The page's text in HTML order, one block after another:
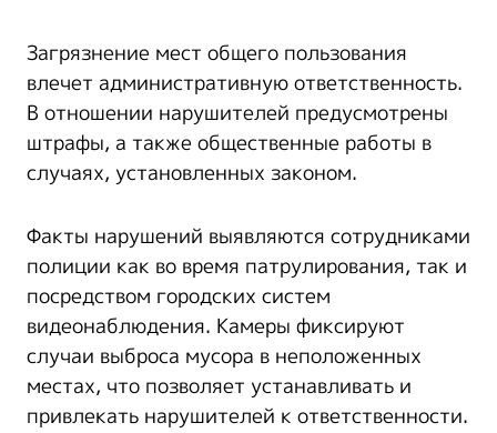
Загрязнение мест общего пользования
влечет административную ответственность.
В отношении нарушителей предусмотрены
штрафы, а также общественные работы в
случаях, установленных законом.
Факты нарушений выявляются сотрудниками
полиции как во время патрулирования, так и
посредством городских систем
видеонаблюдения. Камеры фиксируют
случаи выброса мусора в неположенных
местах, что позволяет устанавливать и
привлекать нарушителей к ответственности.